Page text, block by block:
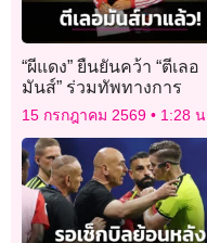
“ผีแดง” ยืนยันคว้า “ตีเลอ
มันส์” ร่วมทัพทางการ
15 กรกฎาคม 2569 1:28 น.